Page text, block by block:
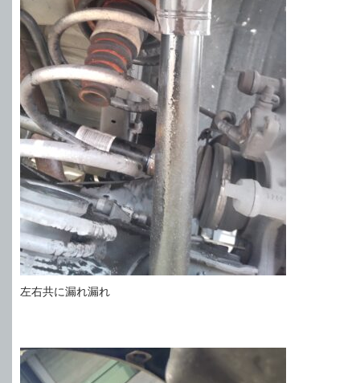
左右共に漏れ漏れ